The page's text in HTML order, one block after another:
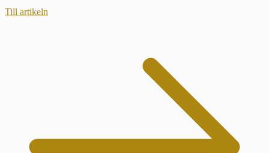
Till artikeln